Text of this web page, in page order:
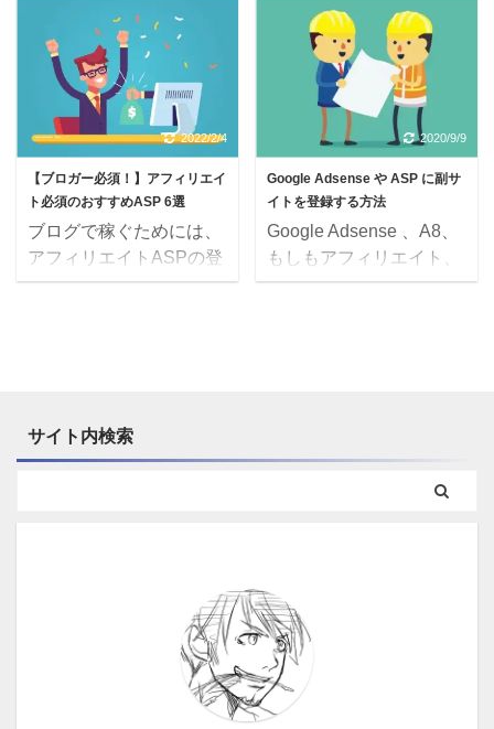
レバ・ヨメレバ・トマレ
バ・タベレバ RINKER
kattene かんたんリンク
（もしもアフィリエイ
ト） MyLi ...
レバ・トマレバ・タベレ
バ の使い方 RINKER の
使い方 kattene の使い方
きるだけ報酬は固めたい
し、自分にとってどれが
一番いいのか知りたい
な・・ このような疑問
を解決します。 ＜ 本記
事の内容 ＞ 5種類の商品
リンクの作成ツールを12
の質問で解説 診断チャー
トを試してみよう！ ⇨あ
なたに合ったツールを見
的なもので5種類あ ...
る 無料案件へ訴求するだ
けで1万円 あまり知られ
ていない穴場のASPを見
つけてしまった 住宅や旅
行ジャンルのブログにオ
ススメ 爆発的な報酬を稼
げる可能性がある かなり
て最高！ マイナーなASP
の中では最強 ⇨ このよ
2022/2/4
【ブロガー必須！】アフィリエイ
ト必須のおすすめASP 6選
ブログで稼ぐためには、
アフィリエイトASPの登
録が必須らしいけど、 ど
トASPに登録する必要が
で紹介するASPは、全て
登録して使い分けた方が
いいです。 登録必須の
ASP6選 A8.net ⇨会員数
ナンバーワンの最大手 も
2020/9/9
Google Adsense や ASP に副サ
イトを登録する方法
Google Adsense 、A8、
もしもアフィリエイト、
afb 、バリュコマに2個目
リエイト・Yahoo!ショッ
Adsense のサイト追加の
方法【6ステップ】
Google Adsense に2個目
以上のサイトを追加する
場合ですが、他の情報を
サイト内検索